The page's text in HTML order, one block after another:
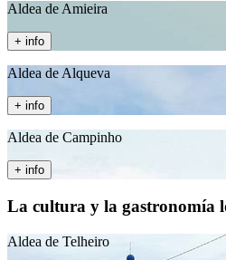
Aldea de Amieira
+ info
Aldea de Alqueva
+ info
Aldea de Campinho
+ info
La cultura y la gastronomía
Aldea de Telheiro